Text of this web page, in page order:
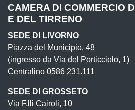
CAMERA DI COMMERCIO
E DEL TIRRENO
SEDE DI LIVORNO
Piazza del Municipio, 48
(ingresso da Via del Porticciolo, 1)
Centralino 0586 231.111
SEDE DI GROSSETO
Via F.lli Cairoli, 10